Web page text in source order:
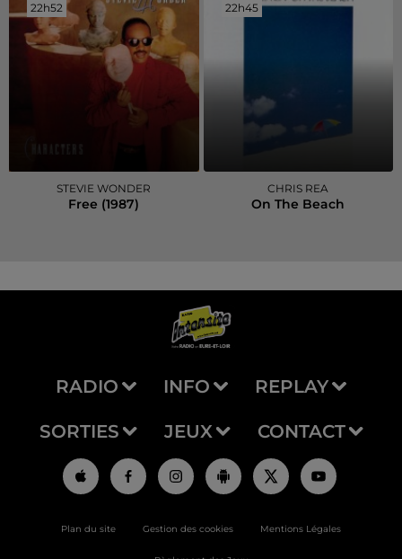
22h52
22h52
STEVIE WONDER
Free (1987)
22h45
22h45
CHRIS REA
On The Beach
RADIO INFO REPLAY
SORTIES JEUX CONTACT
Plan du site Gestion des cookies Mentions Légales